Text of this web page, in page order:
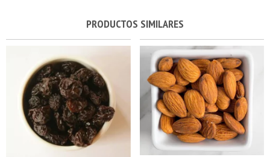
PRODUCTOS SIMILARES